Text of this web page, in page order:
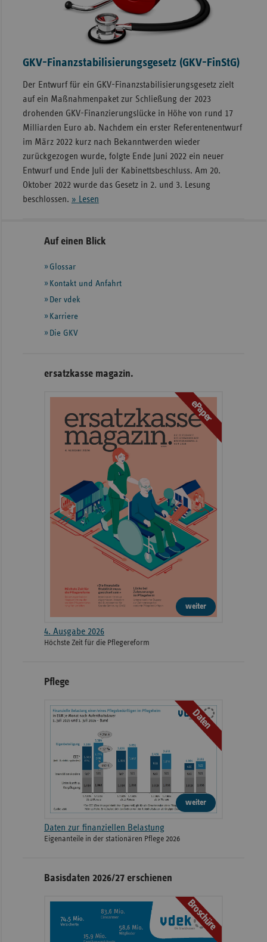
GKV-Finanzstabilisierungsgesetz (GKV-FinStG)
Der Entwurf für ein GKV-Finanzstabilisierungsgesetz zielt
auf ein Maßnahmenpaket zur Schließung der 2023
drohenden GKV-Finanzierungslücke in Höhe von rund 17
Milliarden Euro ab. Nachdem ein erster Referentenentwurf
im März 2022 kurz nach Bekanntwerden wieder
zurückgezogen wurde, folgte Ende Juni 2022 ein neuer
Entwurf und Ende Juli der Kabinettsbeschluss. Am 20.
Oktober 2022 wurde das Gesetz in 2. und 3. Lesung
beschlossen. » Lesen
Seitennavigation
Seitenleiste
weiteren
Informationen
Auf einen Blick
Glossar
Kontakt und Anfahrt
Der vdek
Karriere
Die GKV
ersatzkasse magazin.
ePaper
weiter
4. Ausgabe 2026
Höchste Zeit für die Pflegereform
Pflege
Daten
weiter
Daten zur finanziellen Belastung
Eigenanteile in der stationären Pflege 2026
Basisdaten 2026/27 erschienen
Broschüre